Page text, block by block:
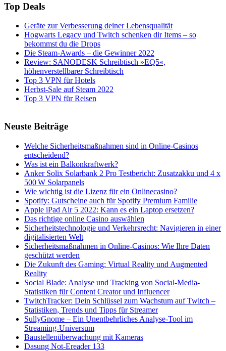
Top Deals
Geräte zur Verbesserung deiner Lebensqualität
Hogwarts Legacy und Twitch schenken dir Items – so
bekommst du die Drops
Die Steam-Awards – die Gewinner 2022
Review: SANODESK Schreibtisch »EQ5«,
höhenverstellbarer Schreibtisch
Top 3 VPN für Hotels
Herbst-Sale auf Steam 2022
Top 3 VPN für Reisen
Neuste Beiträge
Welche Sicherheitsmaßnahmen sind in Online-Casinos
entscheidend?
Was ist ein Balkonkraftwerk?
Anker Solix Solarbank 2 Pro Testbericht: Zusatzakku und 4 x
500 W Solarpanels
Wie wichtig ist die Lizenz für ein Onlinecasino?
Spotify: Gutscheine auch für Spotify Premium Familie
Apple iPad Air 5 2022: Kann es ein Laptop ersetzen?
Das richtige online Casino auswählen
Sicherheitstechnologie und Verkehrsrecht: Navigieren in einer
digitalisierten Welt
Sicherheitsmaßnahmen in Online-Casinos: Wie Ihre Daten
geschützt werden
Die Zukunft des Gaming: Virtual Reality und Augmented
Reality
Social Blade: Analyse und Tracking von Social-Media-
Statistiken für Content Creator und Influencer
TwitchTracker: Dein Schlüssel zum Wachstum auf Twitch –
Statistiken, Trends und Tipps für Streamer
SullyGnome – Ein Unentbehrliches Analyse-Tool im
Streaming-Universum
Baustellenüberwachung mit Kameras
Dasung Not-Ereader 133